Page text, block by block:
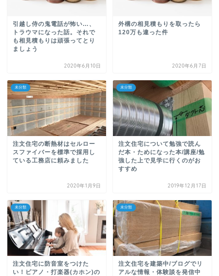
引越し侍の鬼電話が怖い…、
トラウマになった話。それで
も相見積もりは頑張ってとり
ましょう
2020年6月10日
外構の相見積もりを取ったら
120万も違った件
2020年6月7日
未分類
注文住宅の断熱材はセルロー
スファイバーを標準で採用し
ている工務店に頼みました
2020年1月9日
未分類
注文住宅について勉強で読ん
だ本・ためになった本/講座/勉
強した上で見学に行くのがお
すすめ
2019年12月17日
未分類
注文住宅に防音室をつけた
い！ピアノ・打楽器(カホン)の
未分類
注文住宅を建築中/ブログでリ
アルな情報・体験談を発信中